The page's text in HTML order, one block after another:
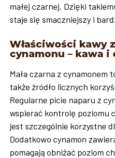
małej czarnej. Dzięki
staje się smaczniejszy i
Właściwości kawy
cynamonu – kawa i
Mała czarna z cynamonem
także źródło licznych
Regularne picie naparu z
wspierać kontrolę poziomu
jest szczególnie korzystne
Dodatkowo cynamon
pomagają obniżać poziom